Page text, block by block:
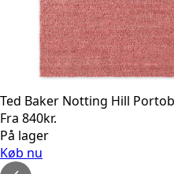
Ted Baker Notting Hill
Fra 840kr.
På lager
Køb nu